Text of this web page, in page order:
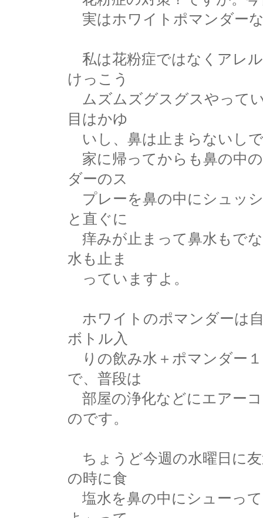
実はホワイトポマンダー
私は花粉症ではなくアレ
けっこう
ムズムズグスグスやって
目はかゆ
いし、鼻は止まらないし
家に帰ってからも鼻の中
ダーのス
プレーを鼻の中にシュッ
と直ぐに
痒みが止まって鼻水もで
水も止ま
っていますよ。
ホワイトのポマンダーは
ボトル入
りの飲み水＋ポマンダー
で、普段は
部屋の浄化などにエアー
のです。
ちょうど今週の水曜日に
の時に食
塩水を鼻の中にシューっ